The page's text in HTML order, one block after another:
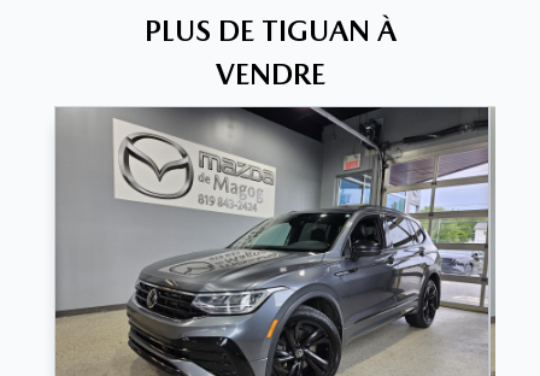
PLUS DE TIGUAN À
VENDRE